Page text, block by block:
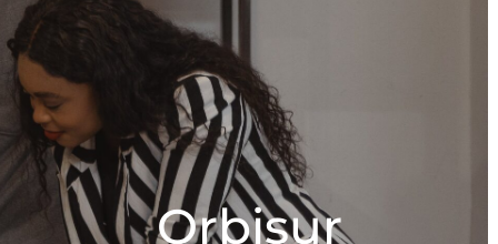
Orbisur